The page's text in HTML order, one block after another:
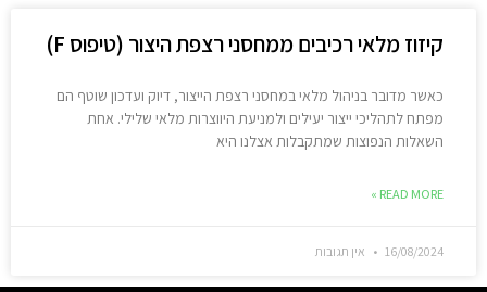
קיזוז מלאי רכיבים ממחסני רצפת היצור (טיפוס F)
כאשר מדובר בניהול מלאי במחסני רצפת הייצור, דיוק ועדכון שוטף הם
מפתח לתהליכי ייצור יעילים ולמניעת היווצרות מלאי שלילי. אחת
השאלות הנפוצות שמתקבלות אצלנו היא
READ MORE »
16/08/2024 אין תגובות